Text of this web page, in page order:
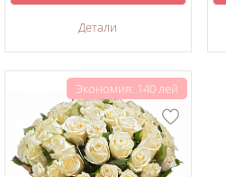
Детали
Экономия: 140 лей